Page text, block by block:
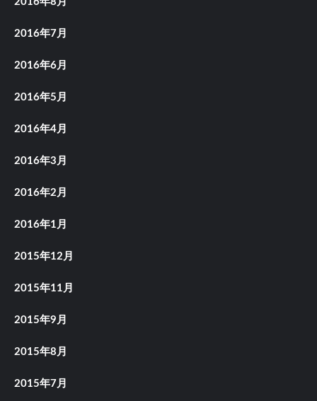
2016年7月
2016年6月
2016年5月
2016年4月
2016年3月
2016年2月
2016年1月
2015年12月
2015年11月
2015年9月
2015年8月
2015年7月